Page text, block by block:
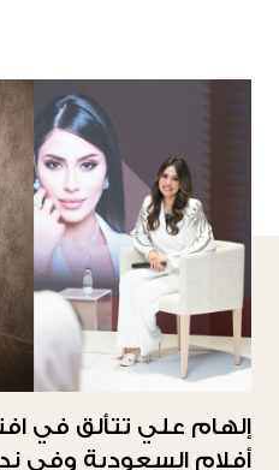
إلهام علي تتألق في
أفلام